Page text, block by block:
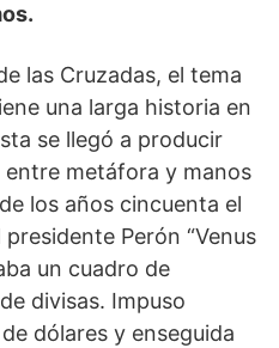
las Cruzadas, el tema
una larga historia en
se llegó a producir
metáfora y manos
los años cincuenta el
Perón “Venus
un cuadro de
divisas. Impuso
dólares y enseguida